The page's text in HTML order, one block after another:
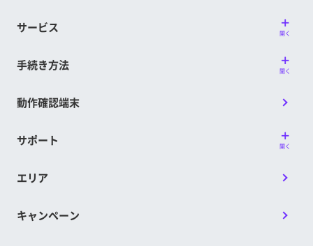
サービス 開く
手続き方法 開く
動作確認端末
サポート 開く
エリア
キャンペーン